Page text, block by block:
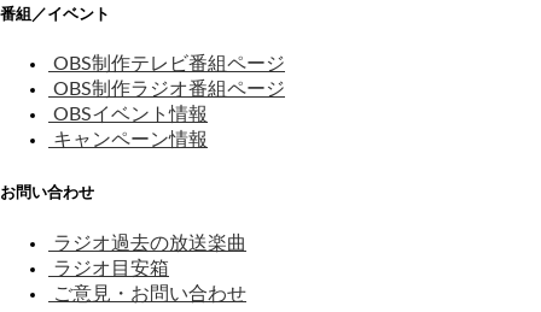
番組／イベント
OBS制作テレビ番組ページ
OBS制作ラジオ番組ページ
OBSイベント情報
キャンペーン情報
お問い合わせ
ラジオ過去の放送楽曲
ラジオ目安箱
ご意見・お問い合わせ